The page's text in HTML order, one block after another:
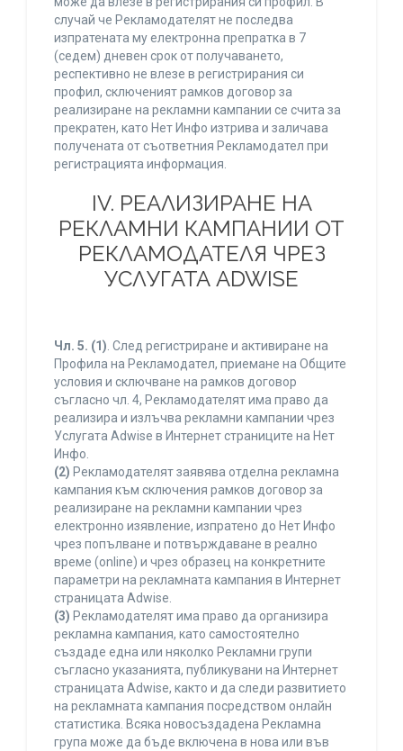
случай че Рекламодателят не последва
изпратената му електронна препратка в 7
(седем) дневен срок от получаването,
респективно не влезе в регистрирания си
профил, сключеният рамков договор за
реализиране на рекламни кампании се счита за
прекратен, като Нет Инфо изтрива и заличава
получената от съответния Рекламодател при
регистрацията информация.
IV. РЕАЛИЗИРАНЕ НА
РЕКЛАМНИ КАМПАНИИ ОТ
РЕКЛАМОДАТЕЛЯ ЧРЕЗ
УСЛУГАТА ADWISE
Чл. 5. (1). След регистриране и активиране на
Профила на Рекламодател, приемане на Общите
условия и сключване на рамков договор
съгласно чл. 4, Рекламодателят има право да
реализира и излъчва рекламни кампании чрез
Услугата Adwise в Интернет страниците на Нет
Инфо.
(2) Рекламодателят заявява отделна рекламна
кампания към сключения рамков договор за
реализиране на рекламни кампании чрез
електронно изявление, изпратено до Нет Инфо
чрез попълване и потвърждаване в реално
време (online) и чрез образец на конкретните
параметри на рекламната кампания в Интернет
страницата Adwise.
(3) Рекламодателят има право да организира
рекламна кампания, като самостоятелно
създаде една или няколко Рекламни групи
съгласно указанията, публикувани на Интернет
страницата Adwise, както и да следи развитието
на рекламната кампания посредством онлайн
статистика. Всяка новосъздадена Рекламна
група може да бъде включена в нова или във